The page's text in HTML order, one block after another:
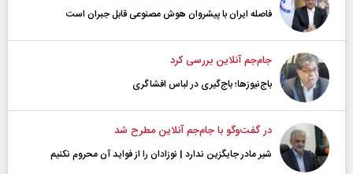
فاصله ایران با پیشرو‌ان هوش مصنوعی قابل جبران است
جام‌جم آنلاین بررسی کرد
باج‌نیوزها؛ باج‌گیری در لباس افشاگری
در گفت‌و‌گو با جام‌جم آنلاین مطرح شد
شیر مادر جایگزین ندارد | نوزادان را از فواید آن محروم نکنیم